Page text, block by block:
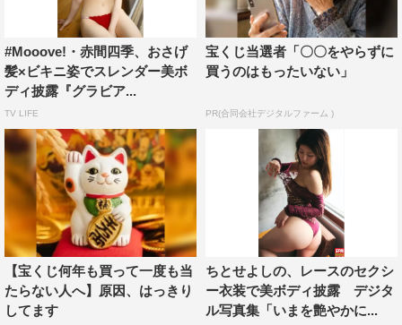
#Mooove!・赤間四季、おさげ
髪×ビキニ姿でスレンダー美ボ
ディ披露『グラビア...
TV LIFE
宝くじ当選者「〇〇をやらずに
買うのはもったいない」
PR(合同会社デジタルファーム )
【宝くじ何年も買って一度も当
たらない人へ】原因、はっきり
してます
ちとせよしの、レースのセクシ
ー衣装で美ボディ披露 デジタ
ル写真集「いまを艶やかに...